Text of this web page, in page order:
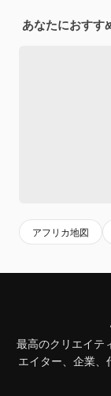
あなたにおすす
アフリカ地図
最高のクリエイテ
エイター、企業